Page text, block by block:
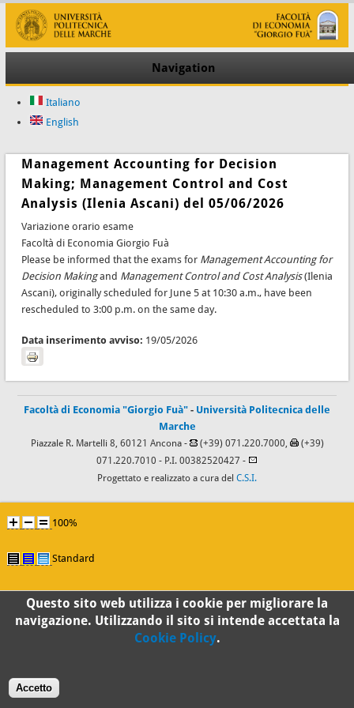
Navigation
Italiano
English
Management Accounting for Decision
Making; Management Control and Cost
Analysis (Ilenia Ascani) del 05/06/2026
Variazione orario esame
Facoltà di Economia Giorgio Fuà
Please be informed that the exams for Management Accounting for
Decision Makingand Management Control and Cost Analysis(Ilenia
Ascani), originally scheduled for June 5 at 10:30 a.m., have been
rescheduled to 3:00 p.m. on the same day.
Data inserimento avviso: 19/05/2026
Facoltà di Economia "Giorgio Fuà" - Università Politecnica delle
Marche
Piazzale R. Martelli 8, 60121 Ancona - (+39) 071.220.7000,
(+39)
071.220.7010 - P.I. 00382520427 -
Progettato e realizzato a cura del C.S.I.
100%
Standard
Questo sito web utilizza i cookie per migliorare la
navigazione. Utilizzando il sito si intende accettata la
Cookie Policy.
Accetto